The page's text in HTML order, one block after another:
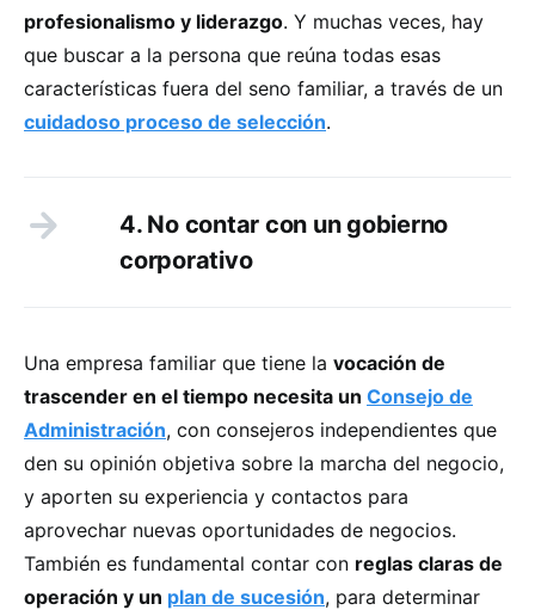
profesionalismo y liderazgo. Y muchas veces, hay
que buscar a la persona que reúna todas esas
características fuera del seno familiar, a través de un
cuidadoso proceso de selección.
4. No contar con un gobierno
corporativo
Una empresa familiar que tiene la vocación de
trascender en el tiempo necesita un Consejo de
Administración, con consejeros independientes que
den su opinión objetiva sobre la marcha del negocio,
y aporten su experiencia y contactos para
aprovechar nuevas oportunidades de negocios.
También es fundamental contar con reglas claras de
operación y un plan de sucesión, para determinar